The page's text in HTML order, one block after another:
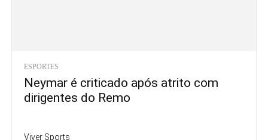
ESPORTES
Neymar é criticado após atrito com
dirigentes do Remo
Viver Sports